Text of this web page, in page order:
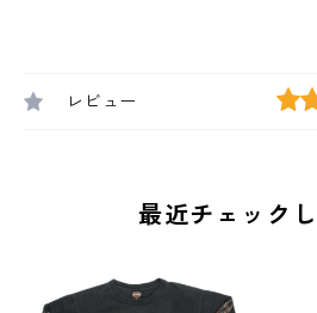
レビュー
最近チェック